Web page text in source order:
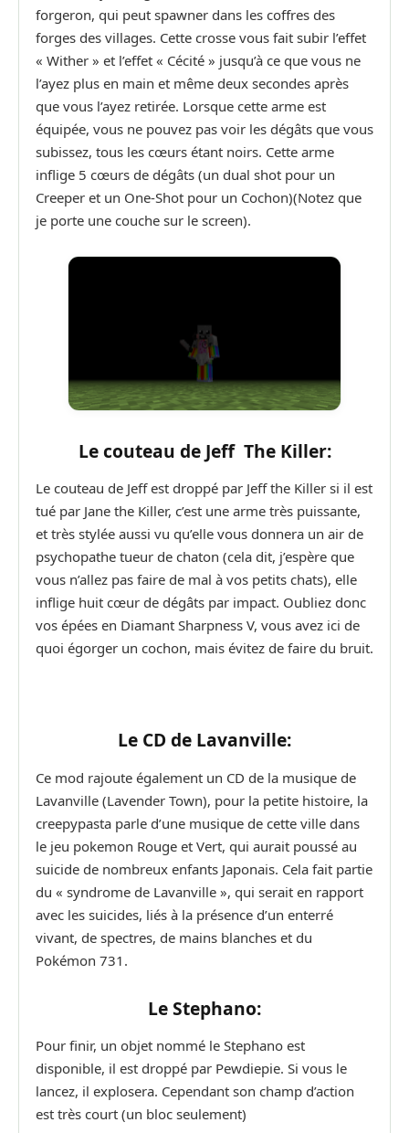
forgeron, qui peut spawner dans les coffres des
forges des villages. Cette crosse vous fait subir l’effet
« Wither » et l’effet « Cécité » jusqu’à ce que vous ne
l’ayez plus en main et même deux secondes après
que vous l’ayez retirée. Lorsque cette arme est
équipée, vous ne pouvez pas voir les dégâts que vous
subissez, tous les cœurs étant noirs. Cette arme
inflige 5 cœurs de dégâts (un dual shot pour un
Creeper et un One-Shot pour un Cochon)(Notez que
je porte une couche sur le screen).
Le couteau de Jeff The Killer:
Le couteau de Jeff est droppé par Jeff the Killer si il est
tué par Jane the Killer, c’est une arme très puissante,
et très stylée aussi vu qu’elle vous donnera un air de
psychopathe tueur de chaton (cela dit, j’espère que
vous n’allez pas faire de mal à vos petits chats), elle
inflige huit cœur de dégâts par impact. Oubliez donc
vos épées en Diamant Sharpness V, vous avez ici de
quoi égorger un cochon, mais évitez de faire du bruit.
Le CD de Lavanville:
Ce mod rajoute également un CD de la musique de
Lavanville (Lavender Town), pour la petite histoire, la
creepypasta parle d’une musique de cette ville dans
le jeu pokemon Rouge et Vert, qui aurait poussé au
suicide de nombreux enfants Japonais. Cela fait partie
du « syndrome de Lavanville », qui serait en rapport
avec les suicides, liés à la présence d’un enterré
vivant, de spectres, de mains blanches et du
Pokémon 731.
Le Stephano:
Pour finir, un objet nommé le Stephano est
disponible, il est droppé par Pewdiepie. Si vous le
lancez, il explosera. Cependant son champ d’action
est très court (un bloc seulement)